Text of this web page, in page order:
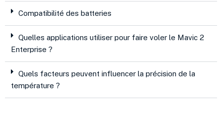
Compatibilité des batteries
Quelles applications utiliser pour faire voler le Mavic 2
Enterprise ?
Quels facteurs peuvent influencer la précision de la
température ?